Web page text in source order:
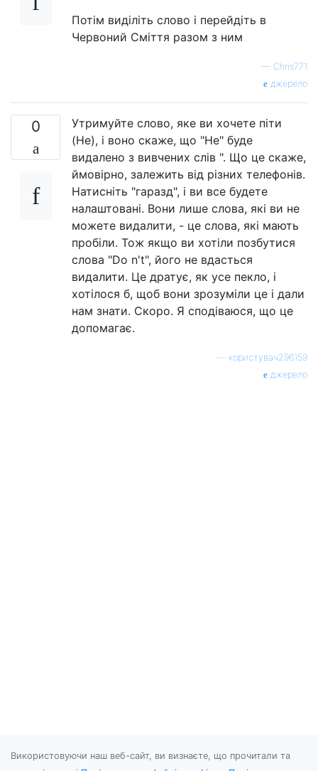
Потім виділіть слово і перейдіть в
Червоний Сміття разом з ним
— Chris771
джерело
0
Утримуйте слово, яке ви хочете піти
(Не), і воно скаже, що "Не" буде
видалено з вивчених слів ". Що це скаже,
ймовірно, залежить від різних телефонів.
Натисніть "гаразд", і ви все будете
налаштовані. Вони лише слова, які ви не
можете видалити, - це слова, які мають
пробіли. Тож якщо ви хотіли позбутися
слова "Do n't", його не вдасться
видалити. Це дратує, як усе пекло, і
хотілося б, щоб вони зрозуміли це і дали
нам знати. Скоро. Я сподіваюся, що це
допомагає.
користувач296159
джерело
Використовуючи наш веб-сайт, ви визнаєте, що прочитали та